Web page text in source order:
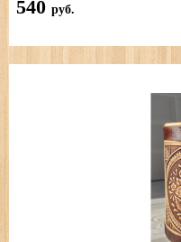
540 руб.